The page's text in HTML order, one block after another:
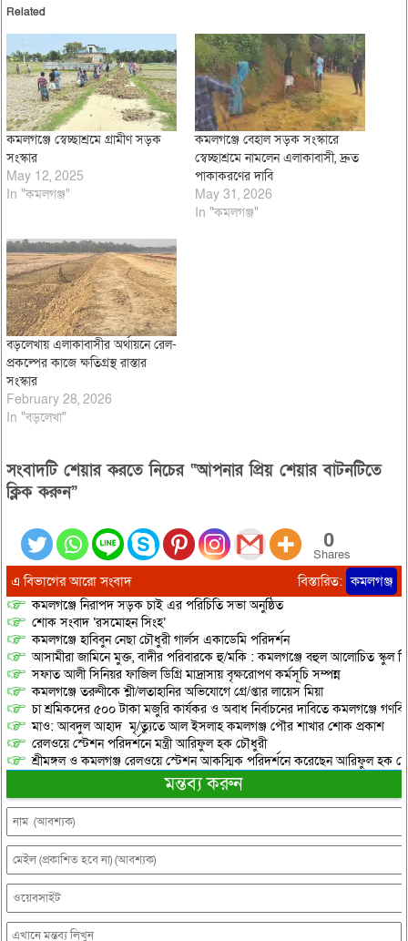
Related
কমলগঞ্জে স্বেচ্ছাশ্রমে গ্রামীণ সড়ক
সংস্কার
May 12, 2025
In "কমলগঞ্জ"
কমলগঞ্জে বেহাল সড়ক সংস্কারে
স্বেচ্ছাশ্রমে নামলেন এলাকাবাসী, দ্রুত
পাকাকরণের দাবি
May 31, 2026
In "কমলগঞ্জ"
বড়লেখায় এলাকাবাসীর অর্থায়নে রেল-
প্রকল্পের কাজে ক্ষতিগ্রস্থ রাস্তার
সংস্কার
February 28, 2026
In "বড়লেখা"
সংবাদটি শেয়ার করতে নিচের “আপনার প্রিয় শেয়ার বাটনটিতে
ক্লিক করুন”
0
Shares
এ বিভাগের আরো সংবাদ বিস্তারিত: কমলগঞ্জ
কমলগঞ্জে নিরাপদ সড়ক চাই এর পরিচিতি সভা অনুষ্ঠিত
শোক সংবাদ ‘রসমোহন সিংহ’
কমলগঞ্জে হাবিবুন নেছা চৌধুরী গার্লস একাডেমি পরিদর্শন
আসামীরা জামিনে মুক্ত, বাদীর পরিবারকে হু/মকি : কমলগঞ্জে বহুল আলোচিত স্কুল
সফাত আলী সিনিয়র ফাজিল ডিগ্রি মাদ্রাসায় বৃক্ষরোপণ কর্মসূচি সম্পন্ন
কমলগঞ্জে তরুণীকে শ্লী/লতাহানির অভিযোগে গ্রে/প্তার লায়েস মিয়া
চা শ্রমিকদের ৫০০ টাকা মজুরি কার্যকর ও অবাধ নির্বাচনের দাবিতে কমলগঞ্জে
মাও: আবদুল আহাদ মৃ/ত্যুতে আল ইসলাহ কমলগঞ্জ পৌর শাখার শোক প্রকাশ
রেলওয়ে স্টেশন পরিদর্শনে মন্ত্রী আরিফুল হক চৌধুরী
শ্রীমঙ্গল ও কমলগঞ্জ রেলওয়ে স্টেশন আকস্মিক পরিদর্শনে করেছেন আরিফুল হক
মন্তব্য করুন